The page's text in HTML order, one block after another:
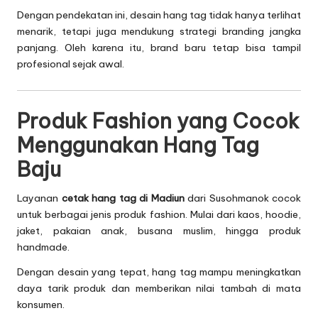
Dengan pendekatan ini, desain hang tag tidak hanya terlihat
menarik, tetapi juga mendukung strategi branding jangka
panjang. Oleh karena itu, brand baru tetap bisa tampil
profesional sejak awal.
Produk Fashion yang Cocok
Menggunakan Hang Tag
Baju
Layanan cetak hang tag di Madiundari Susohmanok cocok
untuk berbagai jenis produk fashion. Mulai dari kaos, hoodie,
jaket, pakaian anak, busana muslim, hingga produk
handmade.
Dengan desain yang tepat, hang tag mampu meningkatkan
daya tarik produk dan memberikan nilai tambah di mata
konsumen.